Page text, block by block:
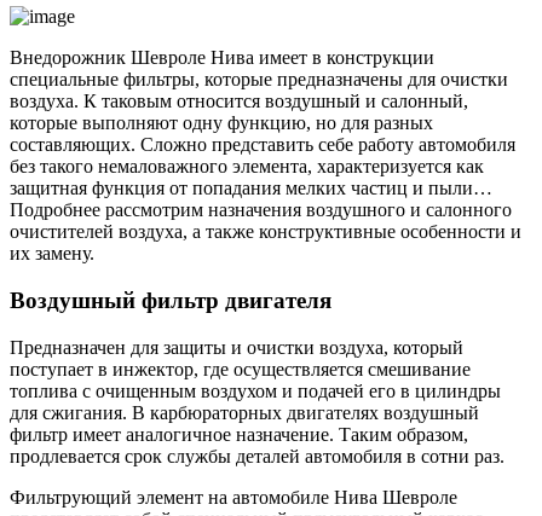
Внедорожник Шевроле Нива имеет в конструкции
специальные фильтры, которые предназначены для очистки
воздуха. К таковым относится воздушный и салонный,
которые выполняют одну функцию, но для разных
составляющих. Сложно представить себе работу автомобиля
без такого немаловажного элемента, характеризуется как
защитная функция от попадания мелких частиц и пыли…
Подробнее рассмотрим назначения воздушного и салонного
очистителей воздуха, а также конструктивные особенности и
их замену.
Воздушный фильтр двигателя
Предназначен для защиты и очистки воздуха, который
поступает в инжектор, где осуществляется смешивание
топлива с очищенным воздухом и подачей его в цилиндры
для сжигания. В карбюраторных двигателях воздушный
фильтр имеет аналогичное назначение. Таким образом,
продлевается срок службы деталей автомобиля в сотни раз.
Фильтрующий элемент на автомобиле Нива Шевроле